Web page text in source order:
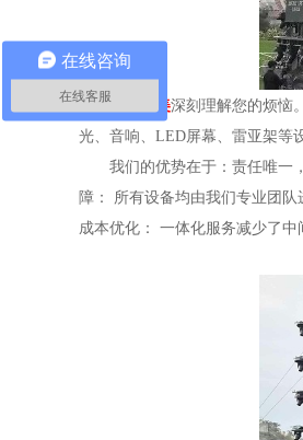
鑫禾舞美深刻理解您的烦恼
光、音响、LED屏幕、雷亚架等
我们的优势在于：责任唯一
障： 所有设备均由我们专业团
成本优化： 一体化服务减少了
在线咨询
在线客服